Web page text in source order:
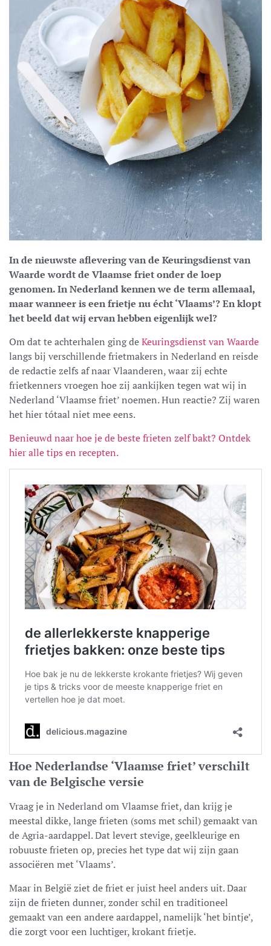
In de nieuwste aflevering van de Keuringsdienst van
Waarde wordt de Vlaamse friet onder de loep
genomen. In Nederland kennen we de term allemaal,
maar wanneer is een frietje nu écht ‘Vlaams’? En klopt
het beeld dat wij ervan hebben eigenlijk wel?
Om dat te achterhalen ging deKeuringsdienst van Waarde
langs bij verschillende frietmakers in Nederland en reisde
de redactie zelfs af naar Vlaanderen, waar zij echte
frietkenners vroegen hoe zij aankijken tegen wat wij in
Nederland ‘Vlaamse friet’ noemen. Hun reactie? Zij waren
het hier tótaal niet mee eens.
Benieuwd naar hoe je de beste frieten zelf bakt? Ontdek
hier alle tips en recepten.
Hoe Nederlandse ‘Vlaamse friet’ verschilt
van de Belgische versie
Vraag je in Nederland om Vlaamse friet, dan krijg je
meestal dikke, lange frieten (soms met schil) gemaakt van
de Agria-aardappel. Dat levert stevige, geelkleurige en
robuuste frieten op, precies het type dat wij zijn gaan
associëren met ‘Vlaams’.
Maar in België ziet de friet er juist heel anders uit. Daar
zijn de frieten dunner, zonder schil en traditioneel
gemaakt van een andere aardappel, namelijk ‘het bintje’,
die zorgt voor een luchtiger, krokant frietje.